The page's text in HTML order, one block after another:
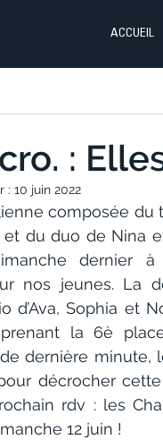
ACCUEIL
:
: 10 juin 2022
composée du
et du duo de Nina
dernier
nos jeunes. La
d’Ava, Sophia et
la 6è
dernière minute,
décrocher
rdv : les
12 juin !